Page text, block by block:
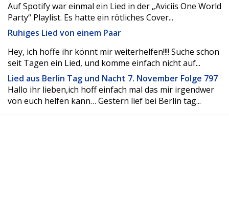
Auf Spotify war einmal ein Lied in der „Aviciis One World
Party“ Playlist. Es hatte ein rötliches Cover...
Ruhiges Lied von einem Paar
Hey, ich hoffe ihr könnt mir weiterhelfen!!!! Suche schon
seit Tagen ein Lied, und komme einfach nicht auf...
Lied aus Berlin Tag und Nacht 7. November Folge 797
Hallo ihr lieben,ich hoff einfach mal das mir irgendwer
von euch helfen kann… Gestern lief bei Berlin tag...